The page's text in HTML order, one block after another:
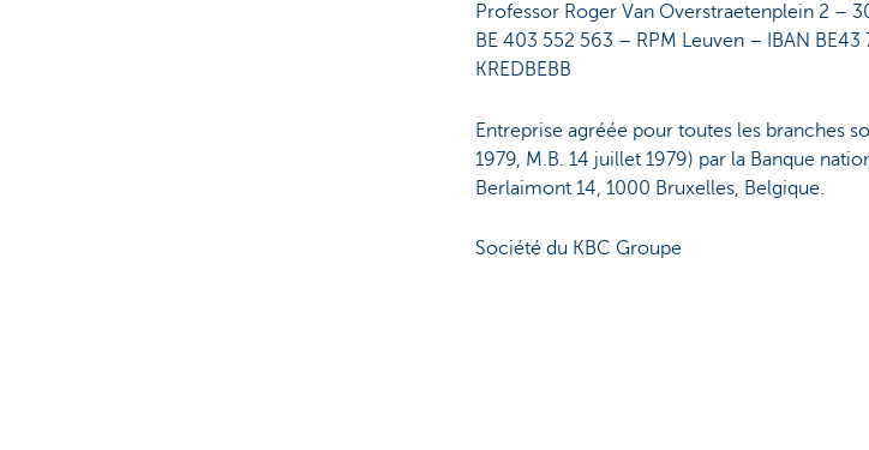
Professor Roger Van Overstraetenplein 2 –
BE 403 552 563 – RPM Leuven – IBAN
KREDBEBB
Entreprise agréée pour toutes les branches
1979, M.B. 14 juillet 1979) par la Banque
Berlaimont 14, 1000 Bruxelles, Belgique.
Société du KBC Groupe